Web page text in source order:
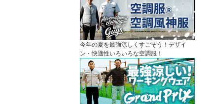
今年の夏を最強涼しくすごそう！デザイ
ン・快適性いろいろな空調服！